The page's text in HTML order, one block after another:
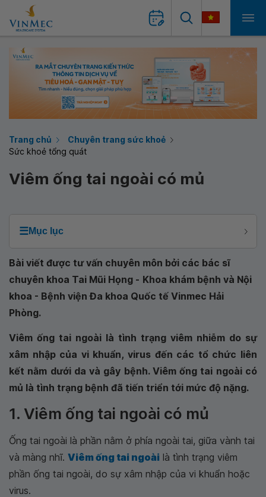
Trang chủ
Chuyên trang sức khoẻ
Sức khoẻ tổng quát
Viêm ống tai ngoài có mủ
☰Mục lục
Bài viết được tư vấn chuyên môn bởi các bác sĩ
chuyên khoa Tai Mũi Họng - Khoa khám bệnh và Nội
khoa - Bệnh viện Đa khoa Quốc tế Vinmec Hải
Phòng.
Viêm ống tai ngoài là tình trạng viêm nhiễm do sự
xâm nhập của vi khuẩn, virus đến các tổ chức liên
kết nằm dưới da và gây bệnh. Viêm ống tai ngoài có
mủ là tình trạng bệnh đã tiến triển tới mức độ nặng.
1. Viêm ống tai ngoài có mủ
Ống tai ngoài là phần nằm ở phía ngoài tai, giữa vành tai
và màng nhĩ. Viêm ống tai ngoài là tình trạng viêm
phần ống tai ngoài, do sự xâm nhập của vi khuẩn hoặc
virus.